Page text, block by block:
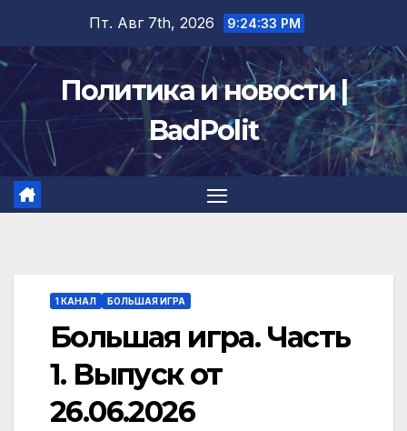
содержимому
Пт. Авг 7th, 2026 9:24:34 PM
Политика и новости |
BadPolit
1 КАНАЛ БОЛЬШАЯ ИГРА
Большая игра. Часть
1. Выпуск от
26.06.2026